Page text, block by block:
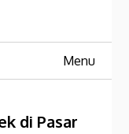
Menu
di Pasar